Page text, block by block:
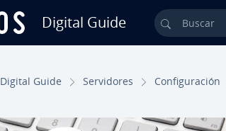
Digital Guide Buscar
Digital Guide Se­r­vi­do­res Co­n­fi­gu­ra­ción